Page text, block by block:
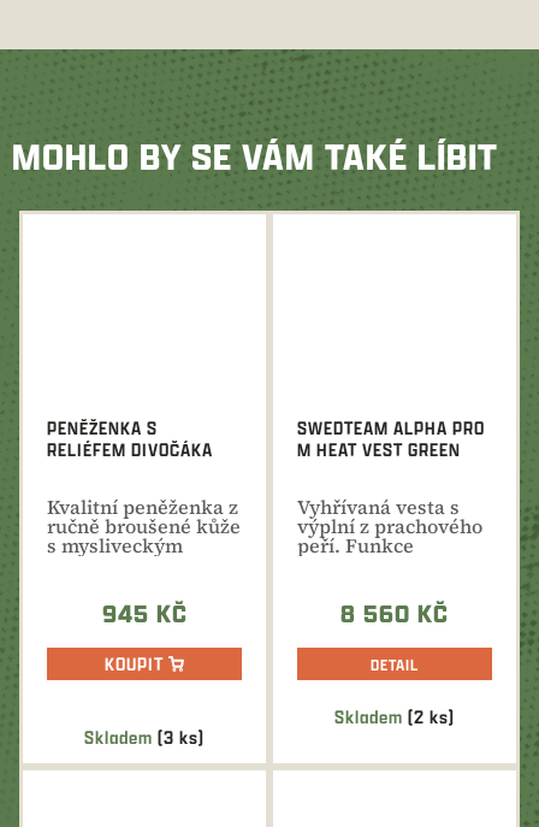
MOHLO BY SE VÁM TAKÉ LÍBIT
Skladem(3 ks)
PENĚŽENKA S
RELIÉFEM DIVOČÁKA
Kvalitní peněženka z
ručně broušené kůže
s mysliveckým
motivem
945 KČ
KOUPIT
Průměrné
produktu
Skladem (2 ks)
SWEDTEAM ALPHA PRO
M HEAT VEST GREEN
Vyhřívaná vesta s
výplní z prachového
peří. Funkce
vestavěného
8 560 KČ
DETAIL